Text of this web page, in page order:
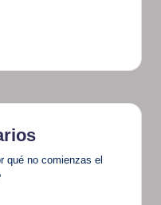
qué no comienzas el